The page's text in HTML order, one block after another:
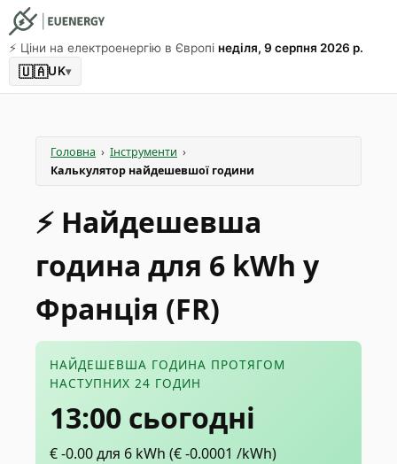
⚡️ Ціни на електроенергію в Європі неділя, 9 серпня 2026 р.
🇺🇦UK▾
Головна › Інструменти ›
Калькулятор найдешевшої години
⚡️ Найдешевша
година для 6 kWh у
Франція (FR)
НАЙДЕШЕВША ГОДИНА ПРОТЯГОМ
НАСТУПНИХ 24 ГОДИН
13:00 сьогодні
€-0.00для 6 kWh (€-0.0001 /kWh)